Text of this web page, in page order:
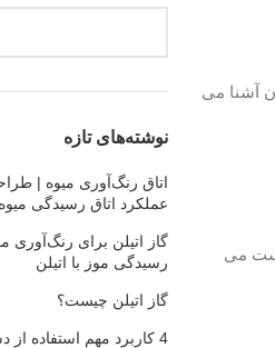
آشنا می
می
نوشته‌های تازه
اتاق رنگ‌آوری میوه |
عملکرد اتاق رسیدگی میوه
گاز اتیلن برای رنگ‌آوری
رسیدگی موز با اتیلن
گاز اتیلن چیست؟
4 کاربرد مهم استفاده از